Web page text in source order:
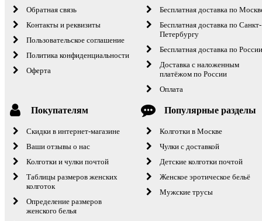
Обратная связь
Контакты и реквизиты
Пользовательское соглашение
Политика конфиденциальности
Оферта
Бесплатная доставка по
Бесплатная доставка по Санкт-
Петербургу
Бесплатная доставка по
Доставка с наложенным
платёжом по России
Оплата
Покупателям
Скидки в интернет-магазине
Ваши отзывы о нас
Колготки и чулки почтой
Таблицы размеров женских
колготок
Определение размеров
женского белья
Популярные разделы
Колготки в Москве
Чулки с доставкой
Детские колготки почтой
Женское эротическое бельё
Мужские трусы